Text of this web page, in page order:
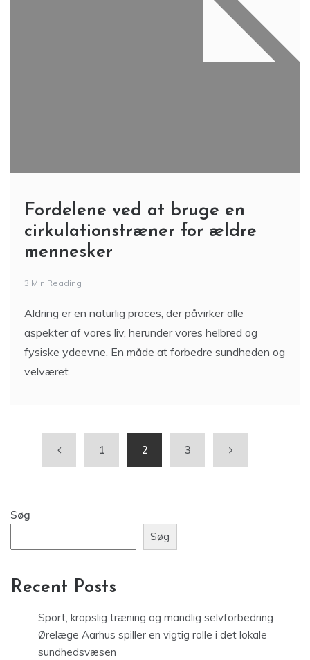
Fordelene ved at bruge en
cirkulationstræner for ældre
mennesker
3 Min Reading
Aldring er en naturlig proces, der påvirker alle
aspekter af vores liv, herunder vores helbred og
fysiske ydeevne. En måde at forbedre sundheden og
velværet
1 2 3
Søg
Søg
Recent Posts
Sport, kropslig træning og mandlig selvforbedring
Ørelæge Aarhus spiller en vigtig rolle i det lokale
sundhedsvæsen